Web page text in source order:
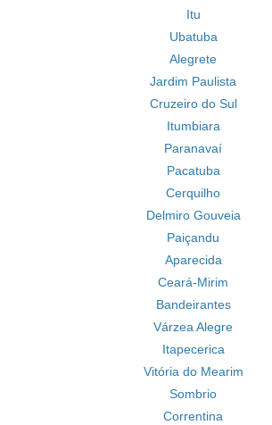
Itu
Ubatuba
Alegrete
Jardim Paulista
Cruzeiro do Sul
Itumbiara
Paranavaí
Pacatuba
Cerquilho
Delmiro Gouveia
Paiçandu
Aparecida
Ceará-Mirim
Bandeirantes
Várzea Alegre
Itapecerica
Vitória do Mearim
Sombrio
Correntina